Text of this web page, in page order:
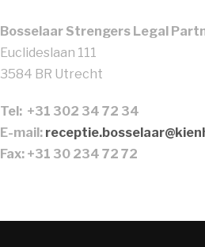
Bosselaar Strengers Legal
Euclideslaan 111
3584 BR Utrecht
Tel: +31 302 34 72 34
E-mail:
Fax: +31 30 234 72 72